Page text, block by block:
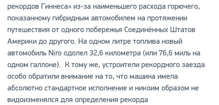
рекордов Гиннеса» из-за наименьшего расхода горючего,
показанному гибридным автомобилем на протяжении
путешествия от одного побережья Соединённых Штатов
Америки до другого. На одном литре топлива новый
автомобиль Niro одолел 32,6 километра (или 76,6 миль на
одном галлоне). К тому же, устроители рекордного заезда
особо обратили внимание на то, что машина имела
абсолютно стандартное исполнение и никоим образом не
видоизменялся для определения рекорда